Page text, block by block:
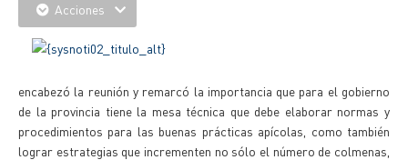
Acciones
encabezó la reunión y remarcó la importancia que para el gobierno
de la provincia tiene la mesa técnica que debe elaborar normas y
procedimientos para las buenas prácticas apícolas, como también
lograr estrategias que incrementen no sólo el número de colmenas,